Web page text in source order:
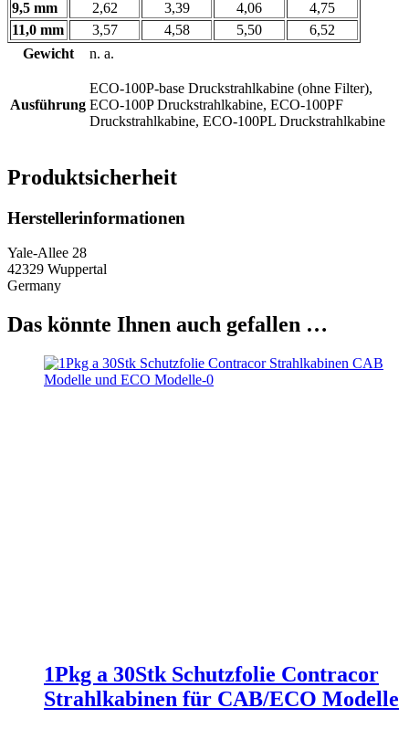
9,5 mm
2,62 3,39 4,06
4,75
11,0 mm
3,57 4,58 5,50
6,52
Gewicht
n. a.
Ausführung
ECO-100P-base Druckstrahlkabine (ohne Filter),
ECO-100P Druckstrahlkabine, ECO-100PF
Druckstrahlkabine, ECO-100PL Druckstrahlkabine
Produktsicherheit
Herstellerinformationen
Yale-Allee 28
42329 Wuppertal
Germany
Das könnte Ihnen auch gefallen …
1Pkg a 30Stk Schutzfolie Contracor
Strahlkabinen für CAB/ECO Modelle